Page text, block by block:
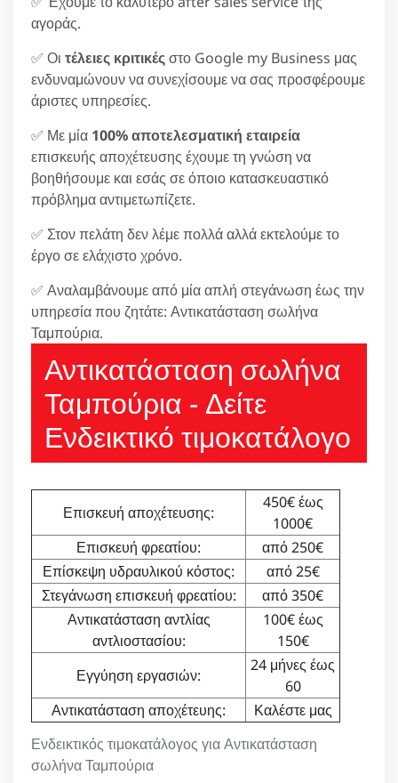
αγοράς.
✅ Οι τέλειες κριτικέςστο Google my Business μας
ενδυναμώνουν να συνεχίσουμε να σας προσφέρουμε
άριστες υπηρεσίες.
✅ Με μία 100% αποτελεσματική εταιρεία
επισκευής αποχέτευσης έχουμε τη γνώση να
βοηθήσουμε και εσάς σε όποιο κατασκευαστικό
πρόβλημα αντιμετωπίζετε.
✅ Στον πελάτη δεν λέμε πολλά αλλά εκτελούμε το
έργο σε ελάχιστο χρόνο.
✅ Αναλαμβάνουμε από μία απλή στεγάνωση έως την
υπηρεσία που ζητάτε: Αντικατάσταση σωλήνα
Ταμπούρια.
Αντικατάσταση σωλήνα
Ταμπούρια - Δείτε
Ενδεικτικό τιμοκατάλογο
Ενδεικτικός τιμοκατάλογος για Αντικατάσταση
σωλήνα Ταμπούρια
Επισκευή αποχέτευσης:
450€ έως
1000€
Επισκευή φρεατίου:
από 250€
Επίσκεψη υδραυλικού κόστος:
από 25€
Στεγάνωση επισκευή φρεατίου:
από 350€
Αντικατάσταση αντλίας
αντλιοστασίου:
100€ έως
150€
Εγγύηση εργασιών:
24 μήνες έως
60
Αντικατάσταση αποχέτευης:
Καλέστε μας